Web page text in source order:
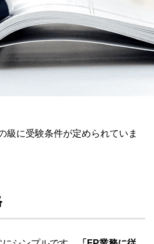
級に受験条件が定められていま